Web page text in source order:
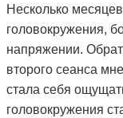
Несколько
головокружения,
напряжении.
второго сеанса
стала себя
головокружения